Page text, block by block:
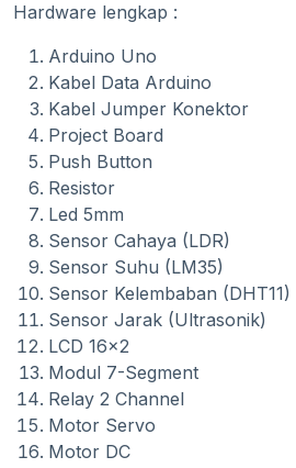
Hardware lengkap :
Arduino Uno
Kabel Data Arduino
Kabel Jumper Konektor
Project Board
Push Button
Resistor
Led 5mm
Sensor Cahaya (LDR)
Sensor Suhu (LM35)
Sensor Kelembaban (DHT11)
Sensor Jarak (Ultrasonik)
LCD 16x2
Modul 7-Segment
Relay 2 Channel
Motor Servo
Motor DC